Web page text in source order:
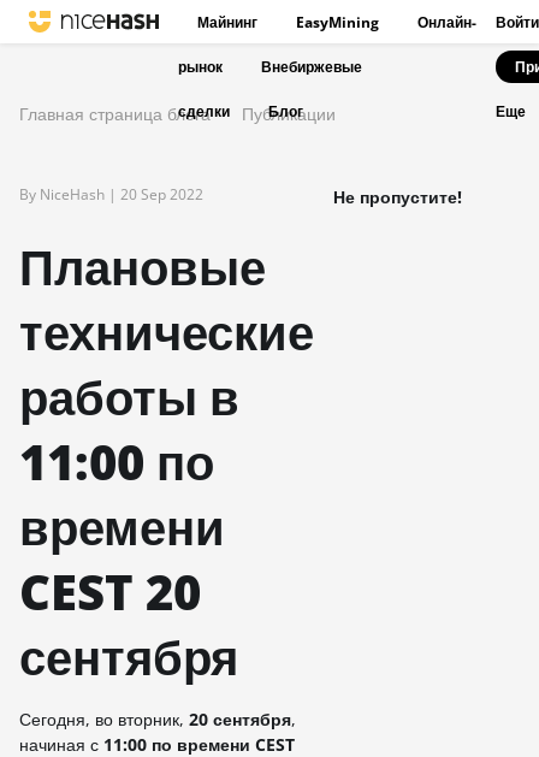
Майнинг EasyMining Онлайн-
рынок Внебиржевые
сделки Блог
Войти
Еще
Главная страница блога Публикации
By NiceHash | 20 Sep 2022
Плановые
технические
работы в
11:00 по
времени
CEST 20
сентября
Сегодня, во вторник, 20 сентября,
начиная с 11:00 по времени CEST
Не пропустите!